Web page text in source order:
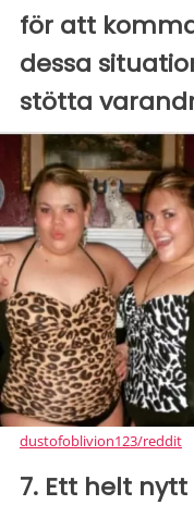
för att
dessa
stötta
dustofoblivion123/reddit
7. Ett helt